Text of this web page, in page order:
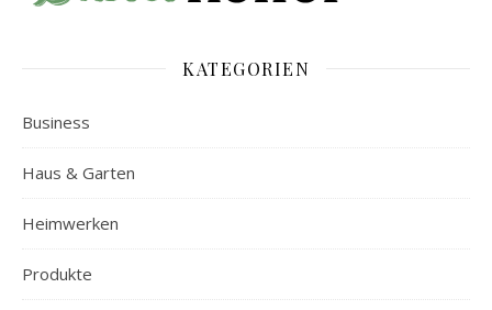
KATEGORIEN
Business
Haus & Garten
Heimwerken
Produkte